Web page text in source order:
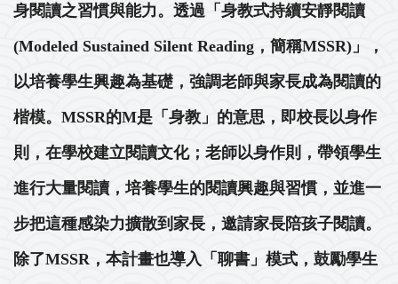
身閱讀之習慣與能力。透過「身教式持續安靜閱讀
(Modeled Sustained Silent Reading，簡稱MSSR)」，
以培養學生興趣為基礎，強調老師與家長成為閱讀的
楷模。MSSR的M是「身教」的意思，即校長以身作
則，在學校建立閱讀文化；老師以身作則，帶領學生
進行大量閱讀，培養學生的閱讀興趣與習慣，並進一
步把這種感染力擴散到家長，邀請家長陪孩子閱讀。
除了MSSR，本計畫也導入「聊書」模式，鼓勵學生